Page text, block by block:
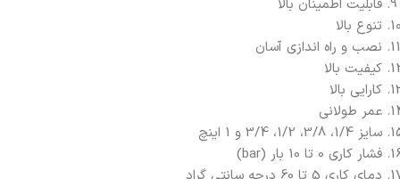
قابلیت اطمینان بالا
تنوع بالا
نصب و راه اندازی آسان
کیفیت بالا
کارایی بالا
عمر طولانی
سایز 1/4، 3/8، 1/2، 3/4 و 1 اینچ
فشار کاری 0 تا 10 بار (bar)